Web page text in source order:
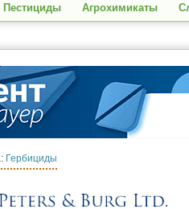
Пестициды Агрохимикаты
Гербициды